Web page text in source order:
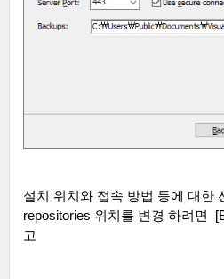
설치 위치와 접속 방법 등에 대한
repositories 위치를 변경 하려면
고